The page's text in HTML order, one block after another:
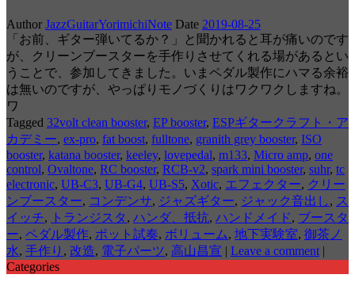
Author JazzGuitarYorimichiNote Date 2019-08-25
「お前、ギター弾いてるか？」と聞かれると耳が痛いのです
が、クリーンブースターを手作りさせてくれる場があるとい
うことで、参加してきました。いまペダル製作にハマる余裕
は無いのですが、やっぱりモノづくりはワクワクしますね。
ワ
Tagged 32volt clean booster, EP booster, ESPギタークラフト・ア
カデミー, ex-pro, fat boost, fulltone, granith grey booster, ISO
booster, katana booster, keeley, lovepedal, m133, Micro amp, one
control, Ovaltone, RC booster, RCB-v2, spark mini booster, suhr, tc
electronic, UB-C3, UB-G4, UB-S5, Xotic, エフェクター, クリー
ンブースター, コンデンサ, ジャズギター, ジャック音出し, ス
イッチ, トランジスタ , ハンダ、抵抗, ハンドメイド, ブースタ
ー, ペダル製作, ポット試奏, ボリューム, 地下実験室, 御茶ノ
水, 手作り , 改造, 電子パーツ, 高山昌宣 | Leave a comment |
Categories